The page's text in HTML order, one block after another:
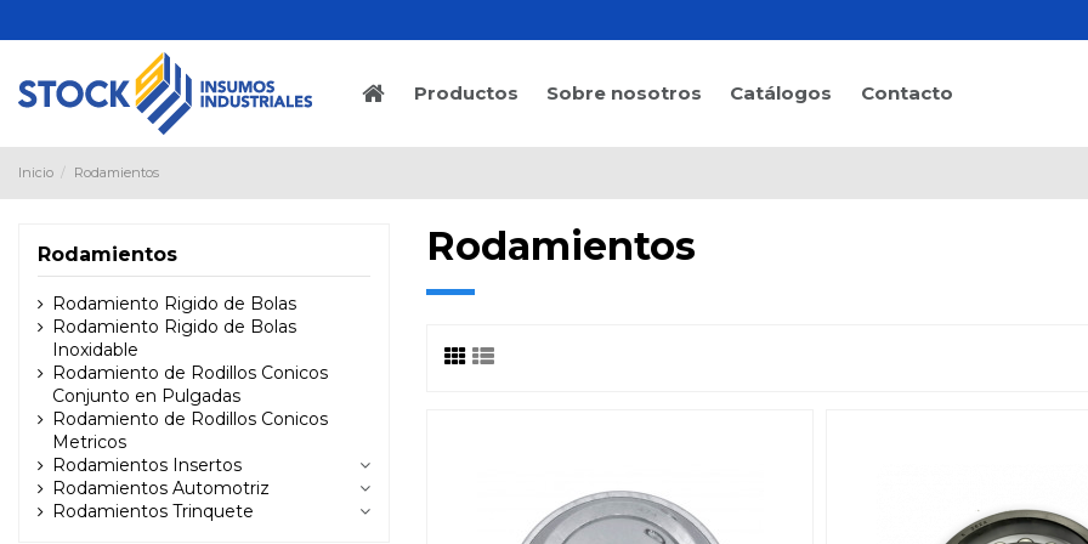
Productos Sobre nosotros Catálogos Contacto
Inicio Rodamientos
Rodamientos
Rodamientos
Rodamiento Rigido de Bolas
Rodamiento Rigido de Bolas
Inoxidable
Rodamiento de Rodillos Conicos
Conjunto en Pulgadas
Rodamiento de Rodillos Conicos
Metricos
Rodamientos Insertos
Rodamientos Automotriz
Rodamientos Trinquete